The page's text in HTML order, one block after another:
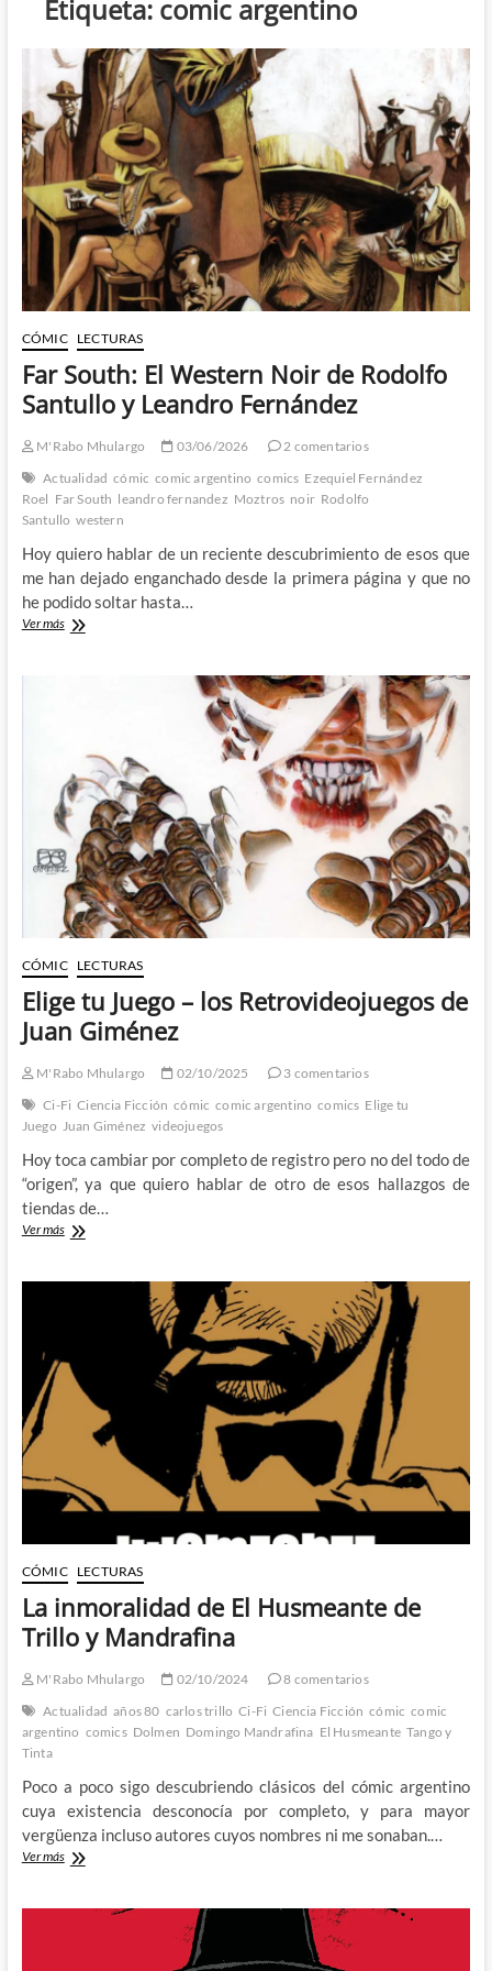
Etiqueta: comic argentino
CÓMIC LECTURAS
Far South: El Western Noir de Rodolfo
Santullo y Leandro Fernández
M'Rabo Mhulargo 03/06/2026
2 comentarios
Actualidad cómic comic argentino comics Ezequiel Fernández
Roel Far South leandro fernandez Moztros noir Rodolfo
Santullo western
Hoy quiero hablar de un reciente descubrimiento de esos que
me han dejado enganchado desde la primera página y que no
he podido soltar hasta…
Ver másFar
Santullo
y
Leandro
Fernández
CÓMIC LECTURAS
Elige tu Juego – los Retrovideojuegos de
Juan Giménez
M'Rabo Mhulargo 02/10/2025
3 comentarios
Ci-Fi Ciencia Ficción cómic comic argentino comics Elige tu
Juego Juan Giménez videojuegos
Hoy toca cambiar por completo de registro pero no del todo de
“origen”, ya que quiero hablar de otro de esos hallazgos de
tiendas de…
Ver másElige
Retrovideojuegos
Juan
Giménez
CÓMIC LECTURAS
La inmoralidad de El Husmeante de
Trillo y Mandrafina
M'Rabo Mhulargo 02/10/2024
8 comentarios
Actualidad años 80 carlos trillo Ci-Fi Ciencia Ficción cómic comic
argentino comics Dolmen Domingo Mandrafina El Husmeante Tango y
Tinta
Poco a poco sigo descubriendo clásicos del cómic argentino
cuya existencia desconocía por completo, y para mayor
vergüenza incluso autores cuyos nombres ni me sonaban.…
Ver másLa